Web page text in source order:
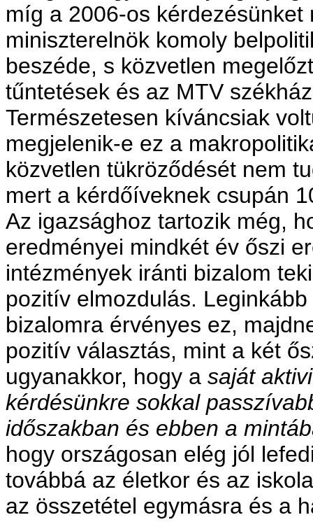
míg a 2006-os
miniszterelnök komoly
beszéde, s közvetlen
tűntetések és az MTV
Természetesen kíváncsiak
megjelenik-e ez a
közvetlen tükröződését nem
mert a kérdőíveknek csupán
Az igazsághoz tartozik még,
eredményei mindkét év őszi
intézmények iránti bizalom
pozitív elmozdulás.
bizalomra érvényes ez,
pozitív választás, mint a két
ugyanakkor, hogy a saját
kérdésünkre sokkal
időszakban és ebben a
hogy országosan elég jól
továbbá az életkor és az
az összetétel egymásra és a